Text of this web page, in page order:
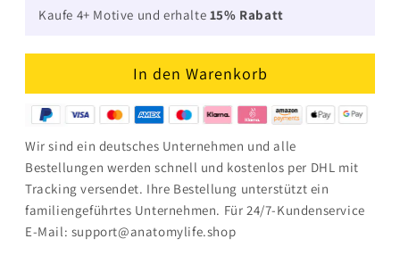
Kaufe 4+ Motive und erhalte 15% Rabatt
In den Warenkorb
Wir sind ein deutsches Unternehmen und alle
Bestellungen werden schnell und kostenlos per DHL mit
Tracking versendet. Ihre Bestellung unterstützt ein
familiengeführtes Unternehmen. Für 24/7-Kundenservice
E-Mail: support@anatomylife.shop